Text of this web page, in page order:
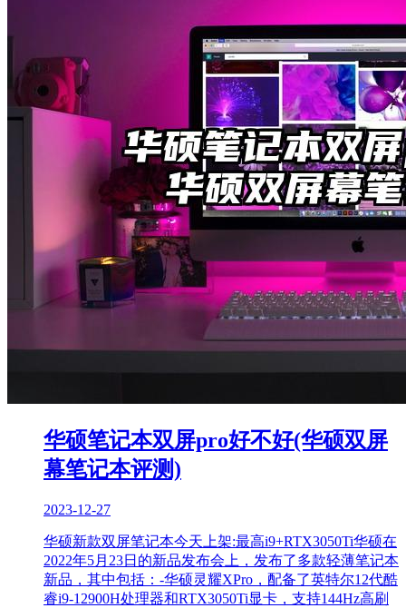
华硕笔记本双屏pro好不好(华硕双屏
幕笔记本评测)
2023-12-27
华硕新款双屏笔记本今天上架:最高i9+RTX3050Ti华硕在
2022年5月23日的新品发布会上，发布了多款轻薄笔记本
新品，其中包括：-华硕灵耀XPro，配备了英特尔12代酷
睿i9-12900H处理器和RTX3050Ti显卡，支持144Hz高刷